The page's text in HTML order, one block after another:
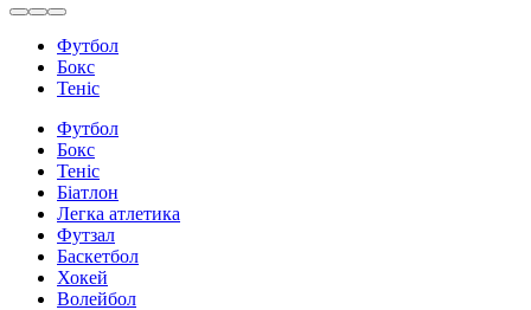
Футбол
Бокс
Теніс
Футбол
Бокс
Теніс
Біатлон
Легка атлетика
Футзал
Баскетбол
Хокей
Волейбол